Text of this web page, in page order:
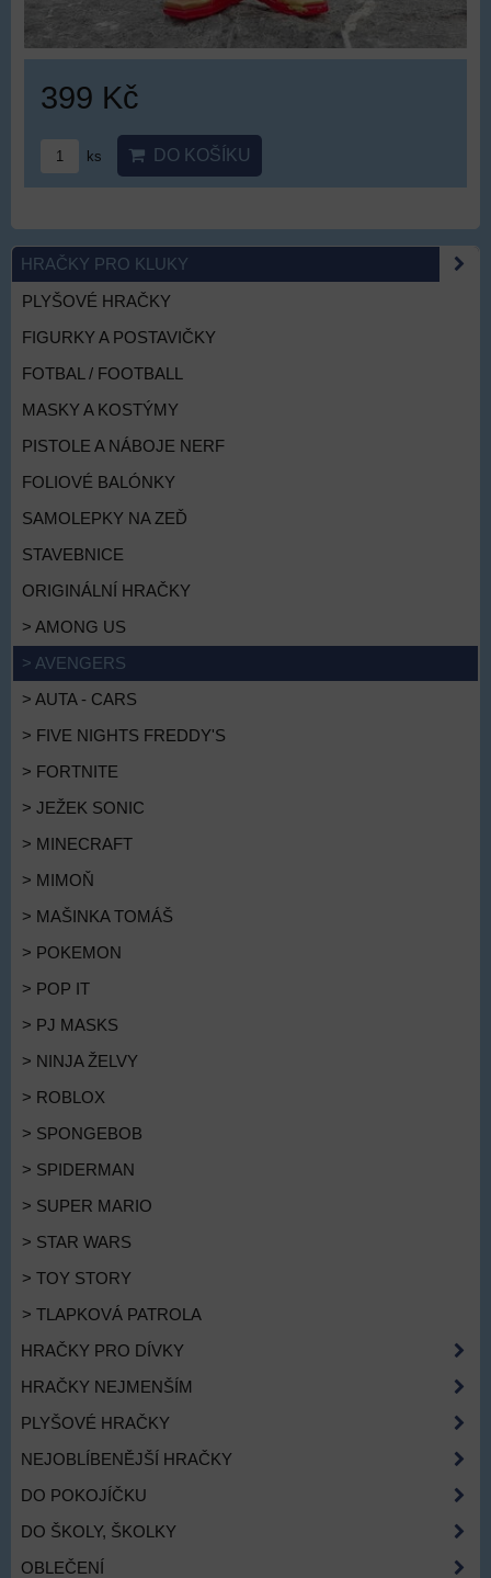
399 Kč
ks DO KOŠÍKU
HRAČKY PRO KLUKY
PLYŠOVÉ HRAČKY
FIGURKY A POSTAVIČKY
FOTBAL / FOOTBALL
MASKY A KOSTÝMY
PISTOLE A NÁBOJE NERF
FOLIOVÉ BALÓNKY
SAMOLEPKY NA ZEĎ
STAVEBNICE
ORIGINÁLNÍ HRAČKY
> AMONG US
> AVENGERS
> AUTA - CARS
> FIVE NIGHTS FREDDY'S
> FORTNITE
> JEŽEK SONIC
> MINECRAFT
> MIMOŇ
> MAŠINKA TOMÁŠ
> POKEMON
> POP IT
> PJ MASKS
> NINJA ŽELVY
> ROBLOX
> SPONGEBOB
> SPIDERMAN
> SUPER MARIO
> STAR WARS
> TOY STORY
> TLAPKOVÁ PATROLA
HRAČKY PRO DÍVKY
HRAČKY NEJMENŠÍM
PLYŠOVÉ HRAČKY
NEJOBLÍBENĚJŠÍ HRAČKY
DO POKOJÍČKU
DO ŠKOLY, ŠKOLKY
OBLEČENÍ